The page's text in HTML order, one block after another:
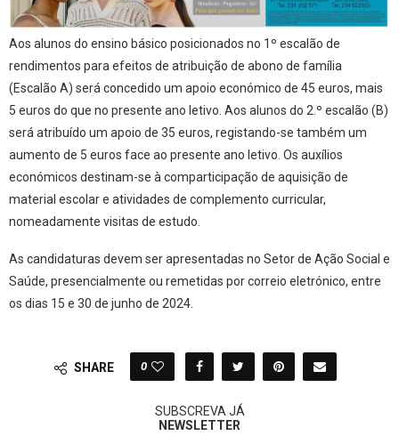
Aos alunos do ensino básico posicionados no 1º escalão de
rendimentos para efeitos de atribuição de abono de família
(Escalão A) será concedido um apoio económico de 45 euros, mais
5 euros do que no presente ano letivo. Aos alunos do 2.º escalão (B)
será atribuído um apoio de 35 euros, registando-se também um
aumento de 5 euros face ao presente ano letivo. Os auxílios
económicos destinam-se à comparticipação de aquisição de
material escolar e atividades de complemento curricular,
nomeadamente visitas de estudo.
As candidaturas devem ser apresentadas no Setor de Ação Social e
Saúde, presencialmente ou remetidas por correio eletrónico, entre
os dias 15 e 30 de junho de 2024.
SHARE 0
SUBSCREVA JÁ
NEWSLETTER